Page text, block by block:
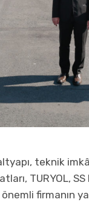
teknik
TURYOL,
firmanın